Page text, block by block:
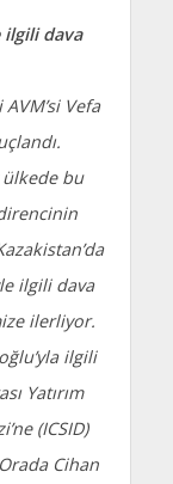
ilgili dava
Vefa
ülkede bu
ilgili dava
ilerliyor.
ilgili
Yatırım
(ICSID)
Cihan